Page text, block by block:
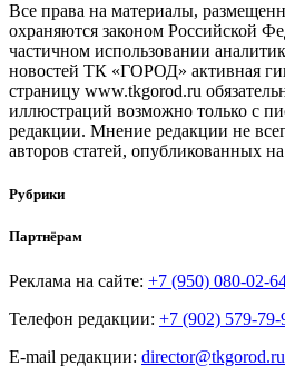
Все права на материалы,
охраняются законом Российской
частичном использовании
новостей ТК «ГОРОД» активная
страницу www.tkgorod.ru
иллюстраций возможно только с
редакции. Мнение редакции не
авторов статей, опубликованных на
Рубрики
Партнёрам
Реклама на сайте: +7 (950) 080-02-
Телефон редакции: +7 (902) 579-79-
E-mail редакции: director@tkgorod.ru